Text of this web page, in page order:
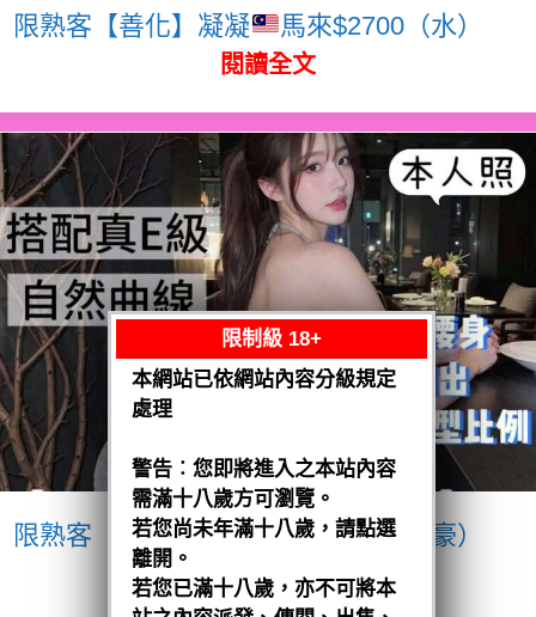
限熟客【善化】凝凝 馬來$2700（水）
閱讀全文
限熟客【南區】愛紗 越南$3200（豪）
閱讀全文
限制級 18+
本網站已依網站內容分級規定
處理
警告︰您即將進入之本站內容
需滿十八歲方可瀏覽。
若您尚未年滿十八歲，請點選
離開。
若您已滿十八歲，亦不可將本